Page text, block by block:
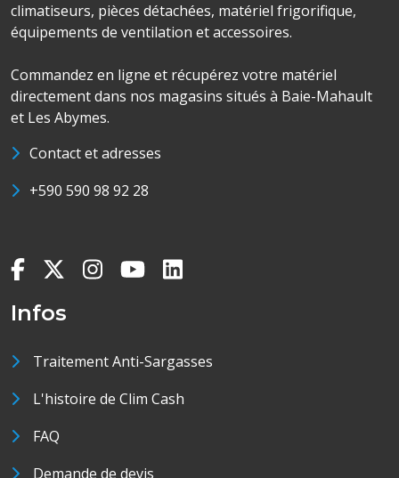
climatiseurs, pièces détachées, matériel frigorifique,
équipements de ventilation et accessoires.
Commandez en ligne et récupérez votre matériel
directement dans nos magasins situés à Baie-Mahault
et Les Abymes.
Contact et adresses
+590 590 98 92 28
Infos
Traitement Anti-Sargasses
L'histoire de Clim Cash
FAQ
Demande de devis